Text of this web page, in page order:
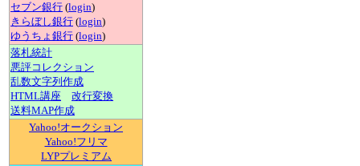
セブン銀行 (login)
きらぼし銀行 (login)
ゆうちょ銀行 (login)
落札統計
悪評コレクション
乱数文字列作成
HTML講座
改行変換
送料MAP作成
Yahoo!オークション
Yahoo!フリマ
LYPプレミアム